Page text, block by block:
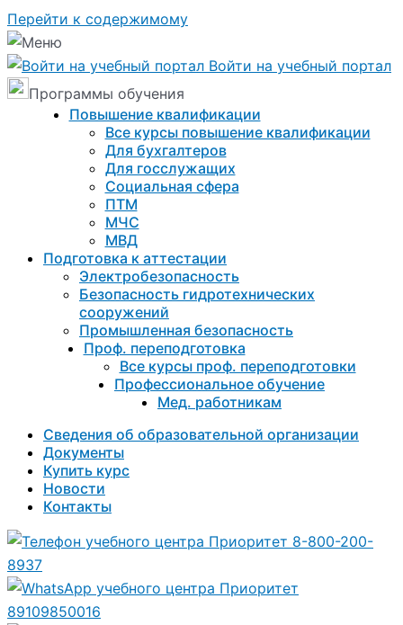
Перейти к содержимому
Войти на учебный портал
Программы обучения
Повышение квалификации
Все курсы повышение квалификации
Для бухгалтеров
Для госслужащих
Социальная сфера
ПТМ
МЧС
МВД
Подготовка к aттестации
Электробезопасность
Безопасность гидротехнических
сооружений
Промышленная безопасность
Проф. переподготовка
Все курсы проф. переподготовки
Профессиональное обучение
Мед. работникам
Сведения об образовательной организации
Документы
Купить курс
Новости
Контакты
8-800-200-
8937
89109850016